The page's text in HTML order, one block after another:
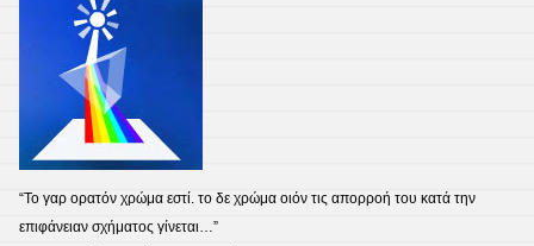
“Το γαρ ορατόν χρώμα εστί. το δε χρώμα οιόν τις απορροή του κατά την
επιφάνειαν σχήματος γίνεται…”